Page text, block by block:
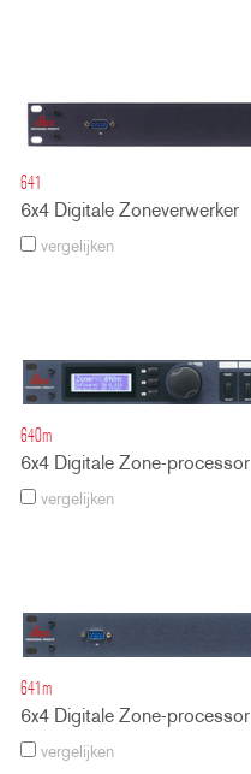
641
6x4 Digitale Zoneverwerker
vergelijken
640m
6x4 Digitale Zone-processor
vergelijken
641m
6x4 Digitale Zone-processor
vergelijken